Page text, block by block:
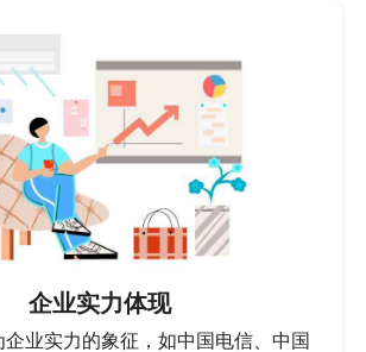
企业实力体现
业实力的象征，如中国电信、中国